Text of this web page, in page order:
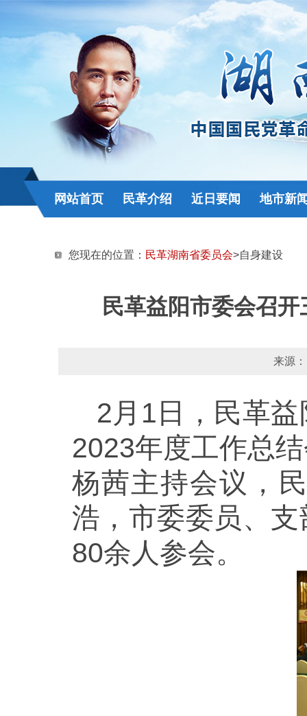
网站首页 民革介绍 近日要闻 地市新
您现在的位置： 民革湖南省委员会>自身建设
民革益阳市委会召
来源
2月1日，民革
2023年度工作总
杨茜主持会议，
浩，市委委员、
80余人参会。